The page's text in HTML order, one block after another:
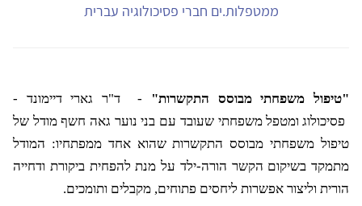
ממטפלות.ים חברי פסיכולוגיה עברית
"טיפול משפחתי מבוסס התקשרות" -
ד"ר גארי דיימונד -
פסיכולוג ומטפל משפחתי שעובד עם בני נוער גאה חשף מודל של
טיפול משפחתי מבוסס התקשרות שהוא אחד ממפתחיו: המודל
מתמקד בשיקום הקשר הורה-ילד על מנת להפחית ביקורת ודחייה
הורית וליצור אפשרות ליחסים פתוחים, מקבלים ותומכים.